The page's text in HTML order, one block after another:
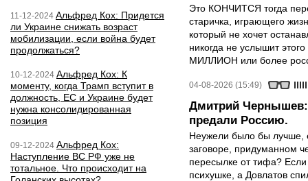
11-12-2024 Альфред Кох: Придется
ли Украине снижать возраст
мобилизации, если война будет
продолжаться?
10-12-2024 Альфред Кох: К
моменту, когда Трамп вступит в
должность, ЕС и Украине будет
нужна консолидированная
позиция
09-12-2024 Альфред Кох:
Наступление ВС РФ уже не
тотальное. Что происходит на
Это КОНЧИТСЯ тогда
старичка, играющего
который не хочет
никогда не услышит
МИЛЛИОН или более
04-08-2026 (15:49)
Дмитрий Чернышев:
предали Россию.
Неужели было бы лучше,
заговоре, придуманном
пересылке от тифа?
психушке, а Довлатов